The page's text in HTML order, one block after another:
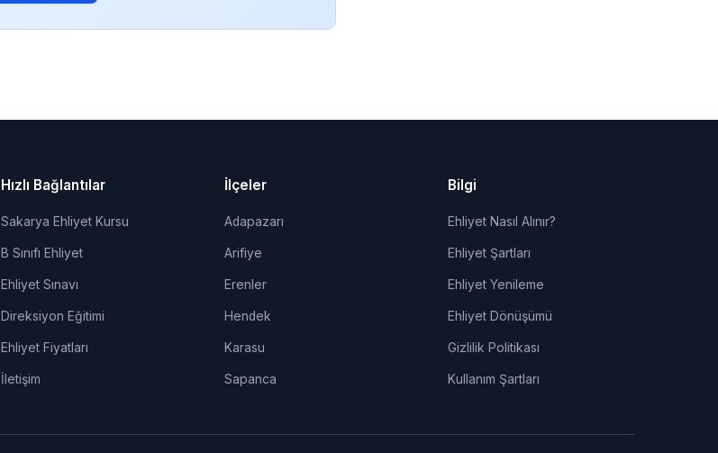
Hızlı Bağlantılar
Sakarya Ehliyet Kursu
B Sınıfı Ehliyet
Ehliyet Sınavı
Direksiyon Eğitimi
Ehliyet Fiyatları
İletişim
İlçeler
Adapazarı
Arifiye
Erenler
Hendek
Karasu
Sapanca
Bilgi
Ehliyet Nasıl Alınır?
Ehliyet Şartları
Ehliyet Yenileme
Ehliyet Dönüşümü
Gizlilik Politikası
Kullanım Şartları